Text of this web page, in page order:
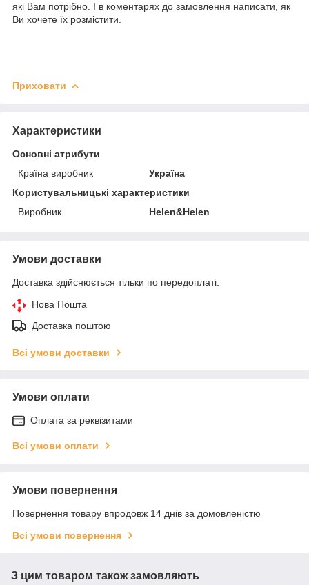
які Вам потрібно. І в коментарях до замовлення написати, як
Ви хочете їх розмістити.
Приховати
Характеристики
Основні атрибути
Країна виробник
Україна
Користувальницькі характеристики
Виробник
Helen&Helen
Умови доставки
Доставка здійснюється тільки по передоплаті.
Нова Пошта
Доставка поштою
Всі умови доставки
Умови оплати
Оплата за реквізитами
Всі умови оплати
Умови повернення
Повернення товару впродовж 14 днів за домовленістю
Всі умови повернення
З цим товаром також замовляють